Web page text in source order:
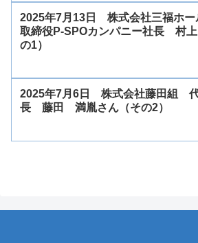
2025年7月13日 株式会社三福ホ
取締役P-SPOカンパニー社長 村
の1）
2025年7月6日 株式会社藤田組
長 藤田 満胤さん（その2）